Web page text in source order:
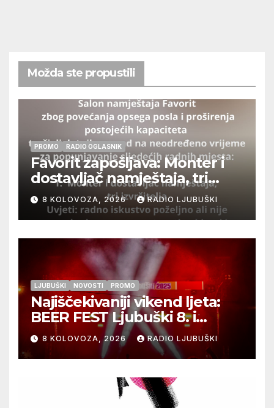
Možda ste propustili
PROMO RADIO OGLASNIK
Favorit zapošljava: Monter i
dostavljač namještaja, tri
izvršitelja
8 KOLOVOZA, 2026 RADIO LJUBUŠKI
LJUBUŠKI NOVOSTI PROMO
Najiščekivaniji vikend ljeta:
BEER FEST Ljubuški 8. i
9.kolovoza
8 KOLOVOZA, 2026 RADIO LJUBUŠKI